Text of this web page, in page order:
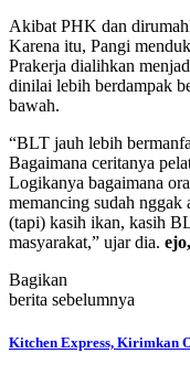
Akibat PHK dan
Karena itu, Pangi
Prakerja dialihkan
dinilai lebih berdampak
bawah.
“BLT jauh lebih
Bagaimana ceritanya
Logikanya bagaimana
memancing sudah nggak
(tapi) kasih ikan, kasih
masyarakat,” ujar dia.
Bagikan
berita sebelumnya
Kitchen Express, Kirimkan